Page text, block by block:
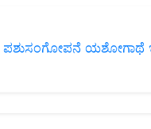
ಪಶುಸಂಗೋಪನೆ ಯಶೋಗಾಥೆ